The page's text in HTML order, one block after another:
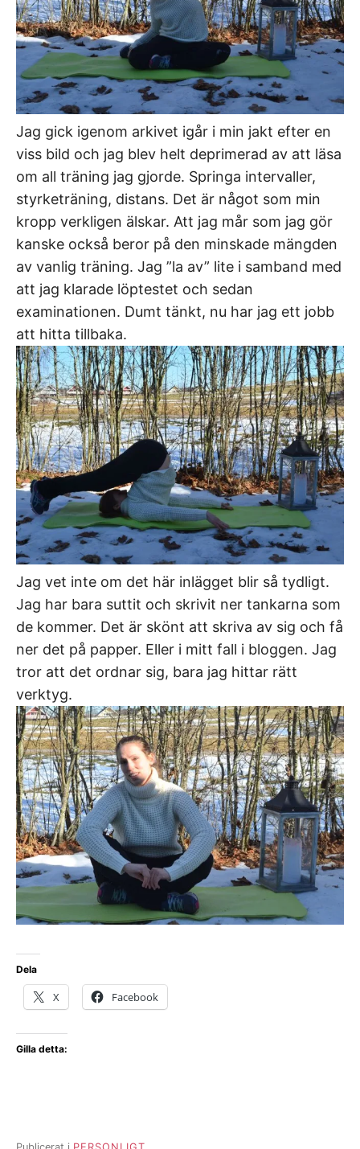
Jag gick igenom arkivet igår i min jakt efter en
viss bild och jag blev helt deprimerad av att läsa
om all träning jag gjorde. Springa intervaller,
styrketräning, distans. Det är något som min
kropp verkligen älskar. Att jag mår som jag gör
kanske också beror på den minskade mängden
av vanlig träning. Jag ”la av” lite i samband med
att jag klarade löptestet och sedan
examinationen. Dumt tänkt, nu har jag ett jobb
att hitta tillbaka.
Jag vet inte om det här inlägget blir så tydligt.
Jag har bara suttit och skrivit ner tankarna som
de kommer. Det är skönt att skriva av sig och få
ner det på papper. Eller i mitt fall i bloggen. Jag
tror att det ordnar sig, bara jag hittar rätt
verktyg.
Dela
X Facebook
Gilla detta: